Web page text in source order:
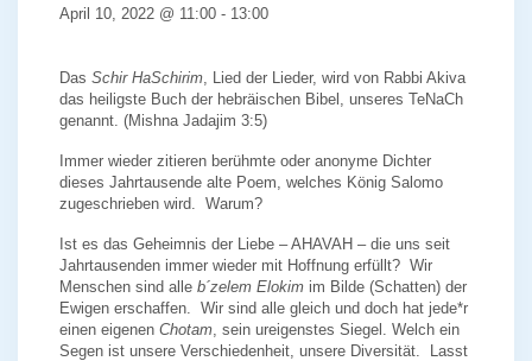
April 10, 2022 @ 11:00 - 13:00
Das Schir HaSchirim , Lied der Lieder, wird von Rabbi Akiva
das heiligste Buch der hebräischen Bibel, unseres TeNaCh
genannt. (Mishna Jadajim 3:5)
Immer wieder zitieren berühmte oder anonyme Dichter
dieses Jahrtausende alte Poem, welches König Salomo
zugeschrieben wird. Warum?
Ist es das Geheimnis der Liebe – AHAVAH – die uns seit
Jahrtausenden immer wieder mit Hoffnung erfüllt? Wir
Menschen sind alle b´zelem Elokim im Bilde (Schatten) der
Ewigen erschaffen. Wir sind alle gleich und doch hat jede*r
einen eigenen Chotam , sein ureigenstes Siegel. Welch ein
Segen ist unsere Verschiedenheit, unsere Diversität. Lasst